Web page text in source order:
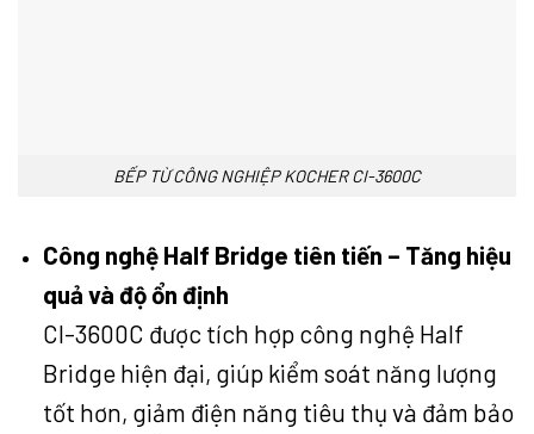
BẾP TỪ CÔNG NGHIỆP KOCHER CI-3600C
Công nghệ Half Bridge tiên tiến – Tăng hiệu
quả và độ ổn định
CI-3600C được tích hợp công nghệ Half
Bridge hiện đại, giúp kiểm soát năng lượng
tốt hơn, giảm điện năng tiêu thụ và đảm bảo